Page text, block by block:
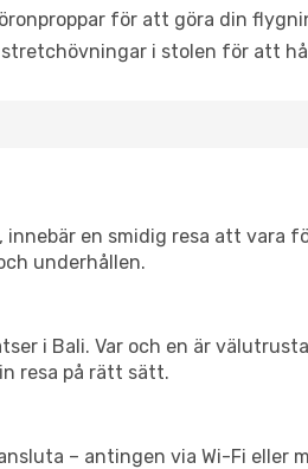
för att göra din
stretchövningar i stolen för att
en smidig resa att vara
underhållen.
i Bali. Var och en är
resa på rätt sätt.
– antingen via Wi-Fi